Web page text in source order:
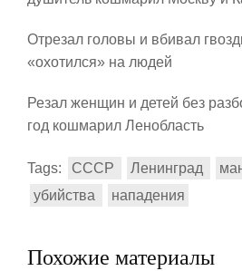
Отрезал головы и вбивал
«охотился» на людей
Резал женщин и детей без
год кошмарил Ленобласть
Tags: СССР Ленинград
убийства
нападения
Похожие материалы